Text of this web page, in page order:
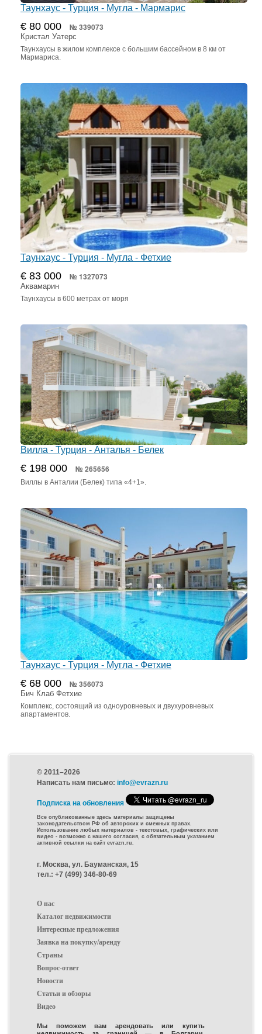
Таунхаус - Турция - Мугла - Мармарис
€ 80 000 № 339073
Кристал Уатерс
Таунхаусы в жилом комплексе с большим бассейном в 8 км от
Мармариса.
Таунхаус - Турция - Мугла - Фетхие
€ 83 000 № 1327073
Аквамарин
Таунхаусы в 600 метрах от моря
Вилла - Турция - Анталья - Белек
€ 198 000 № 265656
Виллы в Анталии (Белек) типа «4+1».
Таунхаус - Турция - Мугла - Фетхие
€ 68 000 № 356073
Бич Клаб Фетхие
Комплекс, состоящий из одноуровневых и двухуровневых
апартаментов.
© 2011–2026
Написать нам письмо: info@evrazn.ru
Подписка на обновления
Все опубликованные здесь материалы защищены
законодательством РФ об авторских и смежных правах.
Использование любых материалов - текстовых, графических или
видео - возможно с нашего согласия, с обязательным указанием
активной ссылки на сайт evrazn.ru.
г. Москва, ул. Бауманская, 15
тел.: +7 (499) 346-80-69
О нас
Каталог недвижимости
Интересные предложения
Заявка на покупку/аренду
Страны
Вопрос-ответ
Новости
Статьи и обзоры
Видео
Мы поможем вам арендовать или купить